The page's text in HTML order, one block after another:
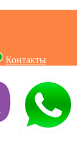
Контакты